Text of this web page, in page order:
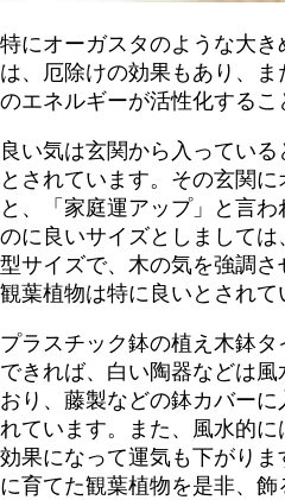
特にオーガスタのような大
は、厄除けの効果もあり、
のエネルギーが活性化するこ
良い気は玄関から入ってい
とされています。その玄関
と、「家庭運アップ」と言
のに良いサイズとしまして
型サイズで、木の気を強調
観葉植物は特に良いとされて
プラスチック鉢の植え木鉢タ
できれば、白い陶器などは
おり、藤製などの鉢カバー
れています。また、風水的
効果になって運気も下がり
に育てた観葉植物を是非、飾